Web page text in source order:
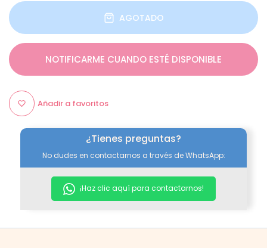
AGOTADO
NOTIFICARME CUANDO ESTÉ DISPONIBLE
Añadir a favoritos
¿Tienes preguntas?
No dudes en contactarnos a través de WhatsApp:
¡Haz clic aquí para contactarnos!